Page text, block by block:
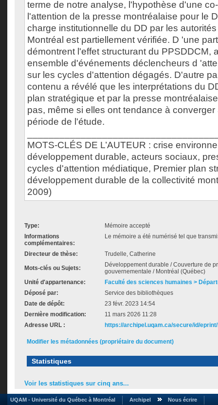
terme de notre analyse, l'hypothèse d'une
l'attention de la presse montréalaise pour le
charge institutionnelle du DD par les
Montréal est partiellement vérifiée. D 'une
démontrent l'effet structurant du PPSDDCM,
ensemble d'événements déclencheurs d
sur les cycles d'attention dégagés. D'autre
contenu a révélé que les interprétations du
plan stratégique et par la presse
pas, même si elles ont tendance à converger
période de l'étude.
MOTS-CLÉS DE L’AUTEUR : crise
développement durable, acteurs sociaux,
cycles d'attention médiatique, Premier plan
développement durable de la collectivité
2009)
Type:
Mémoire accepté
Informations
complémentaires:
Le mémoire a été numérisé tel que
Directeur de thèse: Trudelle, Catherine
Mots-clés ou Sujets:
Développement durable / Couverture de
gouvernementale / Montréal (Québec)
Unité d'appartenance:
Faculté des sciences humaines >
Déposé par:
Service des bibliothèques
Date de dépôt:
23 févr. 2023 14:54
Dernière modification:
11 mars 2026 11:28
Adresse URL :
https://archipel.uqam.ca/secure/id/
Modifier les métadonnées (propriétaire du document)
Statistiques
Voir les statistiques sur cinq ans...
UQAM - Université du Québec à Montréal Archipel Nous écrire